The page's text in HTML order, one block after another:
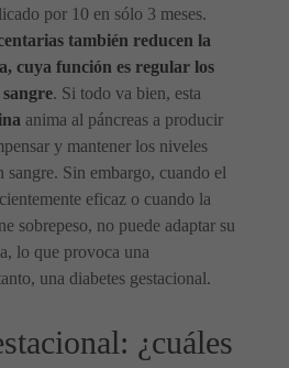
por 10 en sólo 3 meses.
también reducen la
cuya función es regular los
. Si todo va bien, esta
anima al páncreas a producir
y mantener los niveles
sangre. Sin embargo, cuando el
eficaz o cuando la
sobrepeso, no puede adaptar su
lo que provoca una
una diabetes gestacional.
¿cuáles